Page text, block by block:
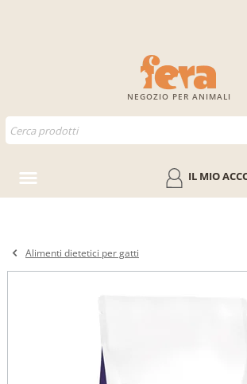
NEGOZIO PER ANIMALI
IL MIO
Alimenti dietetici per gatti